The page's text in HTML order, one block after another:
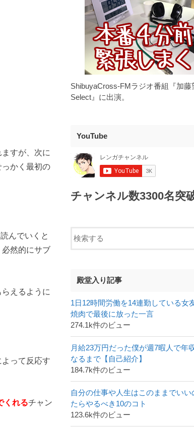
すが、次に
かく最初の
んでいくと
然的にサブ
えるように
って反応す
くれるチャン
ShibuyaCross-FMラジオ番組『加藤
Select』に出演。
YouTube
チャンネル数3300名突
殿堂入り記事
1日12時間労働を14連勤している女
焼肉で最後に放った一言
274.1k件のビュー
月給23万円だった僕が週7暇人で年
なるまで【自己紹介】
184.7k件のビュー
自分の仕事や人生はこのままでいい
たらやるべき10のコト
123.6k件のビュー